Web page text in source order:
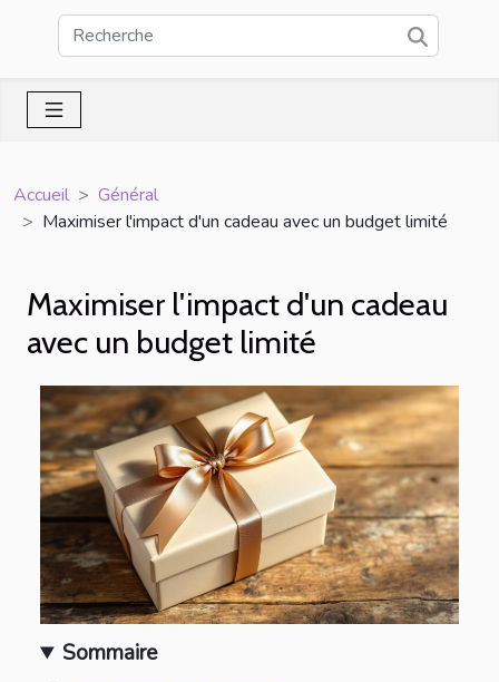
Accueil
Général
Maximiser l'impact d'un cadeau avec un budget limité
Maximiser l'impact d'un cadeau
avec un budget limité
Sommaire